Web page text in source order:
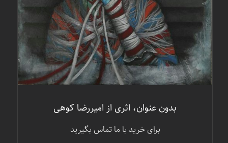
بدون عنوان، اثری از امیررضا کوهی
برای خرید با ما تماس بگیرید